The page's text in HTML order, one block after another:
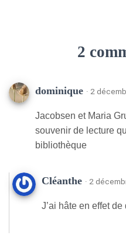
2
dominique · 2
Jacobsen et Maria
souvenir de lecture
bibliothèque
Cléanthe · 2
J’ai hâte en effet